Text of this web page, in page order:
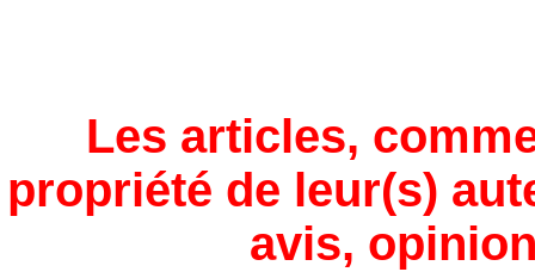
Les articles,
propriété de leur(s)
avis,